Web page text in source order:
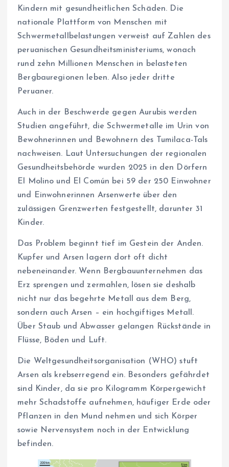
Kindern mit gesundheitlichen Schäden. Die
nationale Plattform von Menschen mit
Schwermetallbelastungen verweist auf Zahlen des
peruanischen Gesundheitsministeriums, wonach
rund zehn Millionen Menschen in belasteten
Bergbauregionen leben. Also jeder dritte
Peruaner.
Auch in der Beschwerde gegen Aurubis werden
Studien angeführt, die Schwermetalle im Urin von
Bewohnerinnen und Bewohnern des Tumilaca-Tals
nachweisen. Laut Untersuchungen der regionalen
Gesundheitsbehörde wurden 2025 in den Dörfern
El Molino und El Común bei 59 der 250 Einwohner
und Einwohnerinnen Arsenwerte über den
zulässigen Grenzwerten festgestellt, darunter 31
Kinder.
Das Problem beginnt tief im Gestein der Anden.
Kupfer und Arsen lagern dort oft dicht
nebeneinander. Wenn Bergbauunternehmen das
Erz sprengen und zermahlen, lösen sie deshalb
nicht nur das begehrte Metall aus dem Berg,
sondern auch Arsen – ein hochgiftiges Metall.
Über Staub und Abwasser gelangen Rückstände in
Flüsse, Böden und Luft.
Die Weltgesundheitsorganisation (WHO) stuft
Arsen als krebserregend ein. Besonders gefährdet
sind Kinder, da sie pro Kilogramm Körpergewicht
mehr Schadstoffe aufnehmen, häufiger Erde oder
Pflanzen in den Mund nehmen und sich Körper
sowie Nervensystem noch in der Entwicklung
befinden.